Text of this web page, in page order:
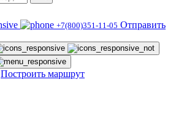
+7(800)351-11-05 Отправить
Построить маршрут